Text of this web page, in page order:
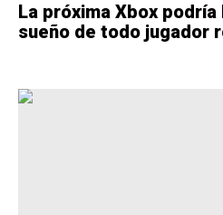
La próxima Xbox
sueño de todo jugador